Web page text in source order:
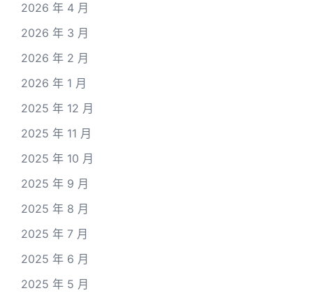
2026 年 4 月
2026 年 3 月
2026 年 2 月
2026 年 1 月
2025 年 12 月
2025 年 11 月
2025 年 10 月
2025 年 9 月
2025 年 8 月
2025 年 7 月
2025 年 6 月
2025 年 5 月